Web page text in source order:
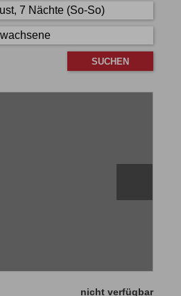
7 Nächte (So-So)
nicht verfügbar